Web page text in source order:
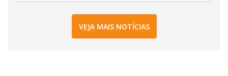
VEJA MAIS NOTÍCIAS